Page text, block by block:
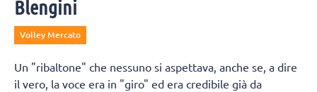
Blengini
Volley Mercato
Un "ribaltone" che nessuno si aspettava, anche se, a dire
il vero, la voce era in "giro" ed era credibile già da